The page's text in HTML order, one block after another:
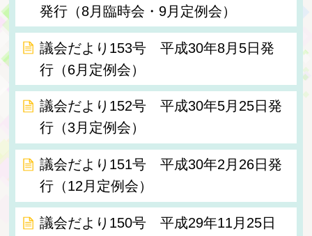
発行（8月臨時会・9月定例会）
議会だより153号 平成30年8月5日発
行（6月定例会）
議会だより152号 平成30年5月25日発
行（3月定例会）
議会だより151号 平成30年2月26日発
行（12月定例会）
議会だより150号 平成29年11月25日